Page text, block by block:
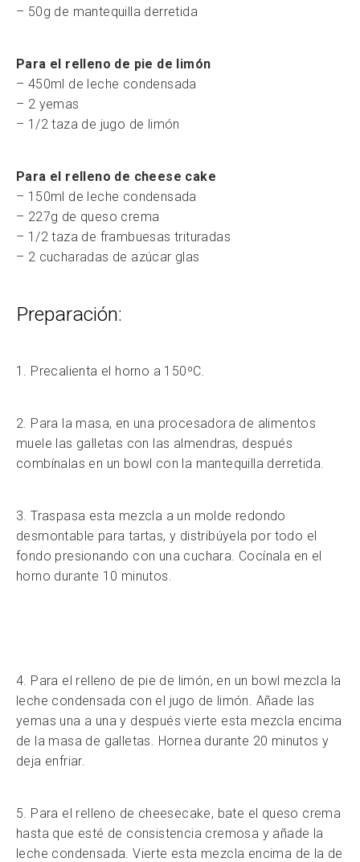
– 50g de mantequilla derretida
Para el relleno de pie de limón
– 450ml de leche condensada
– 2 yemas
– 1/2 taza de jugo de limón
Para el relleno de cheese cake
– 150ml de leche condensada
– 227g de queso crema
– 1/2 taza de frambuesas trituradas
– 2 cucharadas de azúcar glas
Preparación:
1. Precalienta el horno a 150ºC.
2. Para la masa, en una procesadora de alimentos
muele las galletas con las almendras, después
combínalas en un bowl con la mantequilla derretida.
3. Traspasa esta mezcla a un molde redondo
desmontable para tartas, y distribúyela por todo el
fondo presionando con una cuchara. Cocínala en el
horno durante 10 minutos.
4. Para el relleno de pie de limón, en un bowl mezcla la
leche condensada con el jugo de limón. Añade las
yemas una a una y después vierte esta mezcla encima
de la masa de galletas. Hornea durante 20 minutos y
deja enfriar.
5. Para el relleno de cheesecake, bate el queso crema
hasta que esté de consistencia cremosa y añade la
leche condensada. Vierte esta mezcla encima de la de